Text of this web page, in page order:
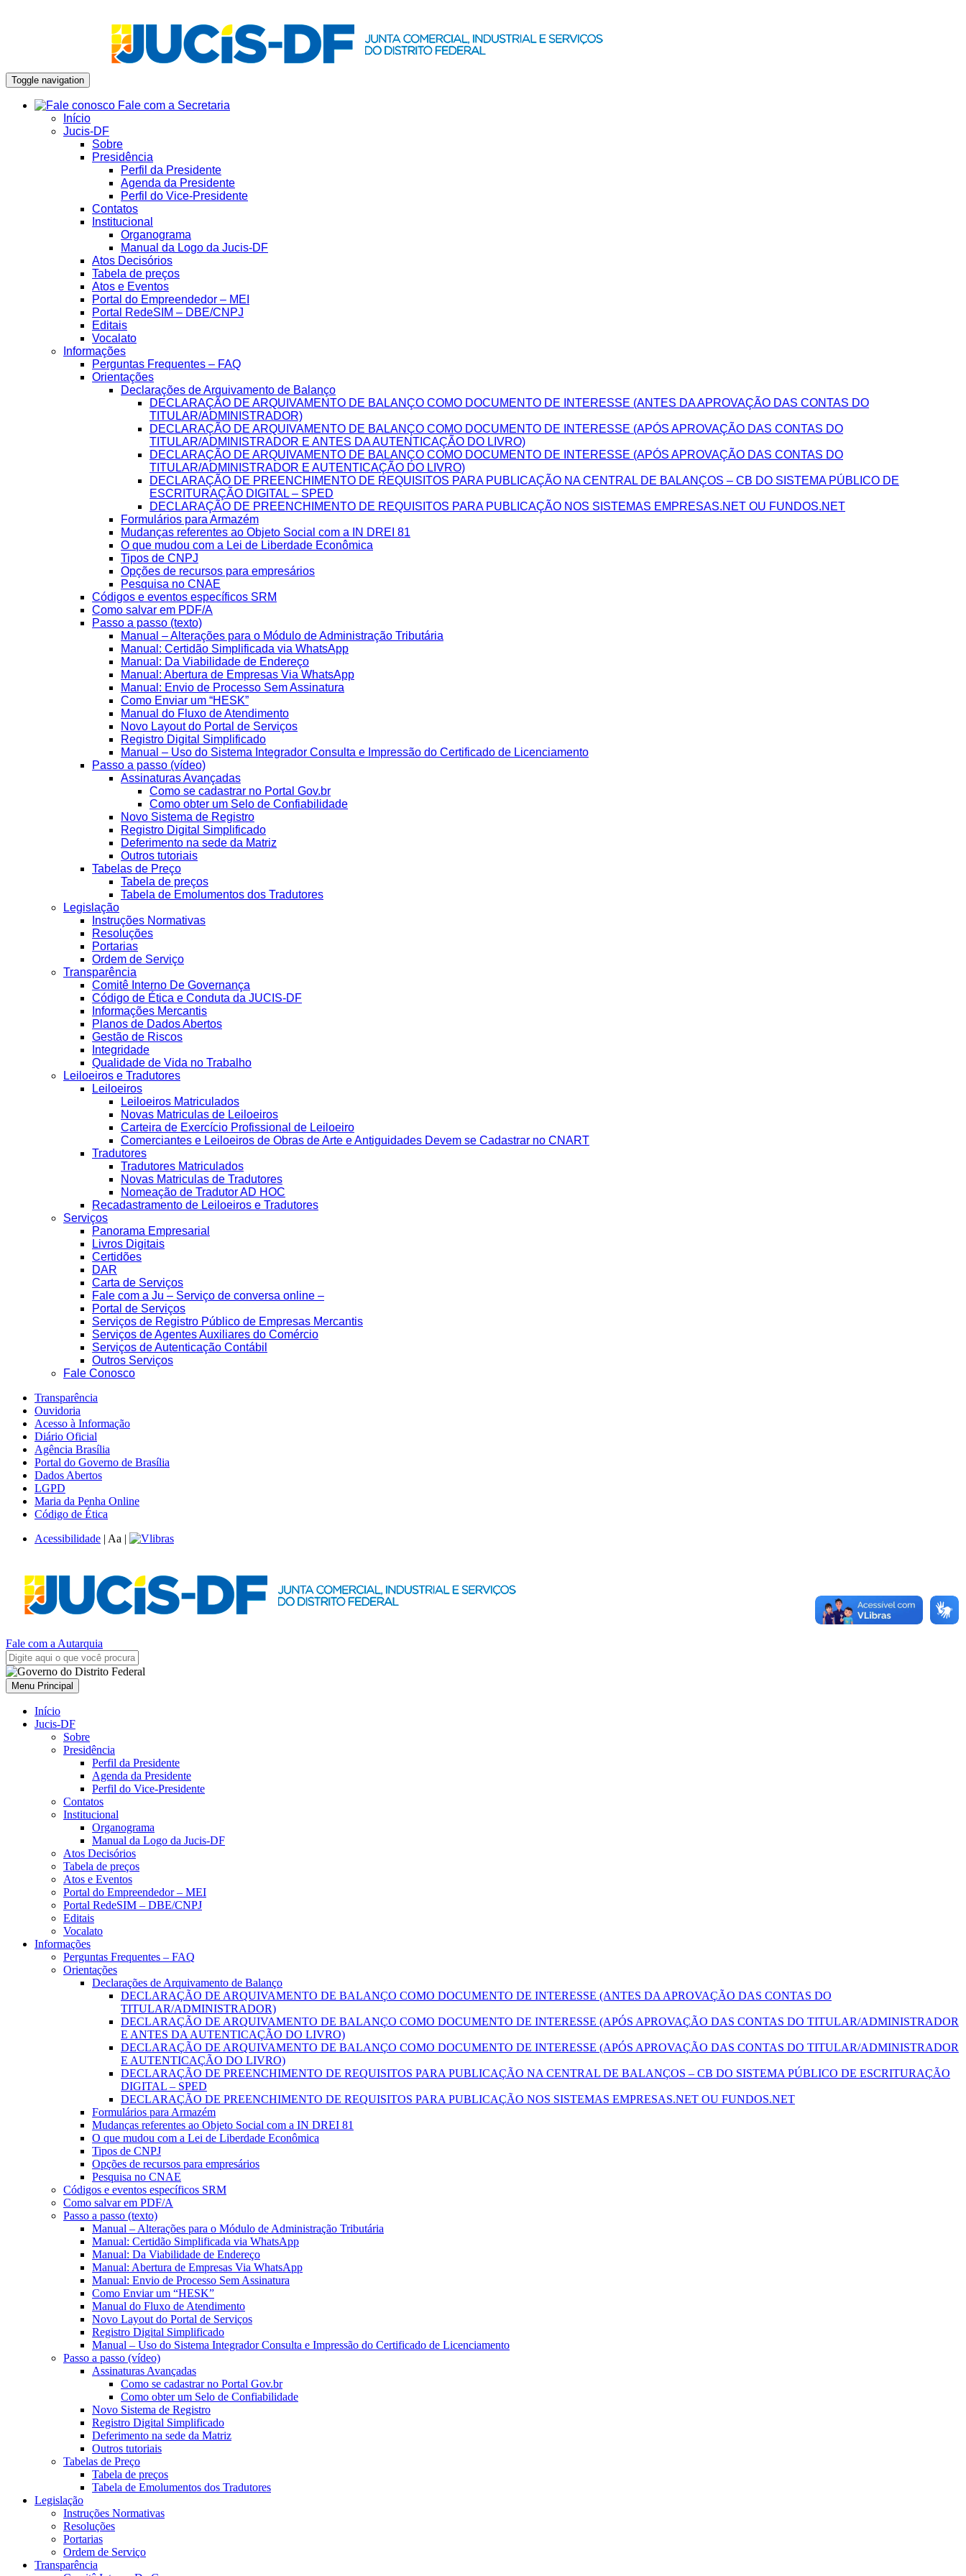
Toggle navigation
Fale com a Secretaria
Início
Jucis-DF
Sobre
Presidência
Perfil da Presidente
Agenda da Presidente
Perfil do Vice-Presidente
Contatos
Institucional
Organograma
Manual da Logo da Jucis-DF
Atos Decisórios
Tabela de preços
Atos e Eventos
Portal do Empreendedor – MEI
Portal RedeSIM – DBE/CNPJ
Editais
Vocalato
Informações
Perguntas Frequentes – FAQ
Orientações
Declarações de Arquivamento de Balanço
DECLARAÇÃO DE ARQUIVAMENTO DE BALANÇO COMO DOCUMENTO DE INTERESSE (ANTES DA APROVAÇÃO DAS CONTAS DO
TITULAR/ADMINISTRADOR)
DECLARAÇÃO DE ARQUIVAMENTO DE BALANÇO COMO DOCUMENTO DE INTERESSE (APÓS APROVAÇÃO DAS CONTAS DO
TITULAR/ADMINISTRADOR E ANTES DA AUTENTICAÇÃO DO LIVRO)
DECLARAÇÃO DE ARQUIVAMENTO DE BALANÇO COMO DOCUMENTO DE INTERESSE (APÓS APROVAÇÃO DAS CONTAS DO
TITULAR/ADMINISTRADOR E AUTENTICAÇÃO DO LIVRO)
DECLARAÇÃO DE PREENCHIMENTO DE REQUISITOS PARA PUBLICAÇÃO NA CENTRAL DE BALANÇOS – CB DO SISTEMA PÚBLICO DE
ESCRITURAÇÃO DIGITAL – SPED
DECLARAÇÃO DE PREENCHIMENTO DE REQUISITOS PARA PUBLICAÇÃO NOS SISTEMAS EMPRESAS.NET OU FUNDOS.NET
Formulários para Armazém
Mudanças referentes ao Objeto Social com a IN DREI 81
O que mudou com a Lei de Liberdade Econômica
Tipos de CNPJ
Opções de recursos para empresários
Pesquisa no CNAE
Códigos e eventos específicos SRM
Como salvar em PDF/A
Passo a passo (texto)
Manual – Alterações para o Módulo de Administração Tributária
Manual: Certidão Simplificada via WhatsApp
Manual: Da Viabilidade de Endereço
Manual: Abertura de Empresas Via WhatsApp
Manual: Envio de Processo Sem Assinatura
Como Enviar um “HESK”
Manual do Fluxo de Atendimento
Novo Layout do Portal de Serviços
Registro Digital Simplificado
Manual – Uso do Sistema Integrador Consulta e Impressão do Certificado de Licenciamento
Passo a passo (vídeo)
Assinaturas Avançadas
Como se cadastrar no Portal Gov.br
Como obter um Selo de Confiabilidade
Novo Sistema de Registro
Registro Digital Simplificado
Deferimento na sede da Matriz
Outros tutoriais
Tabelas de Preço
Tabela de preços
Tabela de Emolumentos dos Tradutores
Legislação
Instruções Normativas
Resoluções
Portarias
Ordem de Serviço
Transparência
Comitê Interno De Governança
Código de Ética e Conduta da JUCIS-DF
Informações Mercantis
Planos de Dados Abertos
Gestão de Riscos
Integridade
Qualidade de Vida no Trabalho
Leiloeiros e Tradutores
Leiloeiros
Leiloeiros Matriculados
Novas Matriculas de Leiloeiros
Carteira de Exercício Profissional de Leiloeiro
Comerciantes e Leiloeiros de Obras de Arte e Antiguidades Devem se Cadastrar no CNART
Tradutores
Tradutores Matriculados
Novas Matriculas de Tradutores
Nomeação de Tradutor AD HOC
Recadastramento de Leiloeiros e Tradutores
Serviços
Panorama Empresarial
Livros Digitais
Certidões
DAR
Carta de Serviços
Fale com a Ju – Serviço de conversa online –
Portal de Serviços
Serviços de Registro Público de Empresas Mercantis
Serviços de Agentes Auxiliares do Comércio
Serviços de Autenticação Contábil
Outros Serviços
Fale Conosco
Transparência
Ouvidoria
Acesso à Informação
Diário Oficial
Agência Brasília
Portal do Governo de Brasília
Dados Abertos
LGPD
Maria da Penha Online
Código de Ética
Acessibilidade | Aa |
Fale com a Autarquia
Menu Principal
Início
Jucis-DF
Sobre
Presidência
Perfil da Presidente
Agenda da Presidente
Perfil do Vice-Presidente
Contatos
Institucional
Organograma
Manual da Logo da Jucis-DF
Atos Decisórios
Tabela de preços
Atos e Eventos
Portal do Empreendedor – MEI
Portal RedeSIM – DBE/CNPJ
Editais
Vocalato
Informações
Perguntas Frequentes – FAQ
Orientações
Declarações de Arquivamento de Balanço
DECLARAÇÃO DE ARQUIVAMENTO DE BALANÇO COMO DOCUMENTO DE INTERESSE (ANTES DA APROVAÇÃO DAS CONTAS DO
TITULAR/ADMINISTRADOR)
DECLARAÇÃO DE ARQUIVAMENTO DE BALANÇO COMO DOCUMENTO DE INTERESSE (APÓS APROVAÇÃO DAS CONTAS DO TITULAR/ADMINISTRADOR
E ANTES DA AUTENTICAÇÃO DO LIVRO)
DECLARAÇÃO DE ARQUIVAMENTO DE BALANÇO COMO DOCUMENTO DE INTERESSE (APÓS APROVAÇÃO DAS CONTAS DO TITULAR/ADMINISTRADOR
E AUTENTICAÇÃO DO LIVRO)
DECLARAÇÃO DE PREENCHIMENTO DE REQUISITOS PARA PUBLICAÇÃO NA CENTRAL DE BALANÇOS – CB DO SISTEMA PÚBLICO DE ESCRITURAÇÃO
DIGITAL – SPED
DECLARAÇÃO DE PREENCHIMENTO DE REQUISITOS PARA PUBLICAÇÃO NOS SISTEMAS EMPRESAS.NET OU FUNDOS.NET
Formulários para Armazém
Mudanças referentes ao Objeto Social com a IN DREI 81
O que mudou com a Lei de Liberdade Econômica
Tipos de CNPJ
Opções de recursos para empresários
Pesquisa no CNAE
Códigos e eventos específicos SRM
Como salvar em PDF/A
Passo a passo (texto)
Manual – Alterações para o Módulo de Administração Tributária
Manual: Certidão Simplificada via WhatsApp
Manual: Da Viabilidade de Endereço
Manual: Abertura de Empresas Via WhatsApp
Manual: Envio de Processo Sem Assinatura
Como Enviar um “HESK”
Manual do Fluxo de Atendimento
Novo Layout do Portal de Serviços
Registro Digital Simplificado
Manual – Uso do Sistema Integrador Consulta e Impressão do Certificado de Licenciamento
Passo a passo (vídeo)
Assinaturas Avançadas
Como se cadastrar no Portal Gov.br
Como obter um Selo de Confiabilidade
Novo Sistema de Registro
Registro Digital Simplificado
Deferimento na sede da Matriz
Outros tutoriais
Tabelas de Preço
Tabela de preços
Tabela de Emolumentos dos Tradutores
Legislação
Instruções Normativas
Resoluções
Portarias
Ordem de Serviço
Transparência